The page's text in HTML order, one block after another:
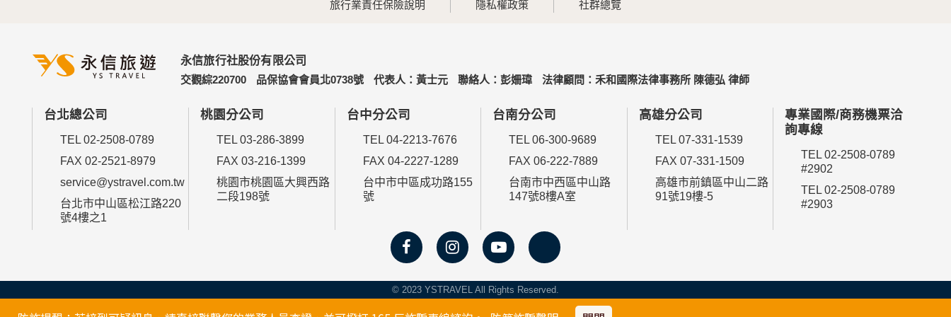
旅行業責任保險說明 隱私權政策 社群總覽
永信旅行社股份有限公司
交觀綜220700
品保協會會員北0738號 代表人：黃士元 聯絡人：彭姍瑋 法律顧問：禾和國際法律事務所 陳德弘 律師
台北總公司
TEL 02-2508-0789
FAX 02-2521-8979
service@ystravel.com.tw
台北市中山區松江路220
號4樓之1
桃園分公司
TEL 03-286-3899
FAX 03-216-1399
桃園市桃園區大興西路
二段198號
台中分公司
TEL 04-2213-7676
FAX 04-2227-1289
台中市中區成功路155
號
台南分公司
TEL 06-300-9689
FAX 06-222-7889
台南市中西區中山路
147號8樓A室
高雄分公司
TEL 07-331-1539
FAX 07-331-1509
高雄市前鎮區中山二路
91號19樓-5
專業國際/商務機票洽
詢專線
TEL 02-2508-0789
#2902
TEL 02-2508-0789
#2903
© 2023 YSTRAVEL All Rights Reserved.